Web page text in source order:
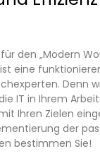
den „Modern
eine
Denn
IT in Ihrem
Ihren Zielen
der
bestimmen Sie!